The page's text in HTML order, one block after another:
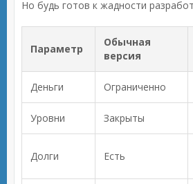
Но будь готов к жадности
Параметр
Обычная
версия
Деньги Ограниченно
Уровни Закрыты
Долги Есть